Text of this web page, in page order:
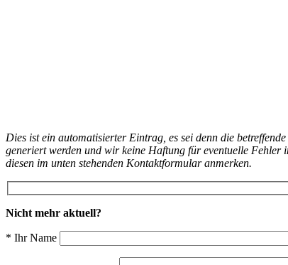
Dies ist ein automatisierter Eintrag, es sei denn die
generiert werden und wir keine Haftung für eventuelle Fehler
diesen im unten stehenden Kontaktformular anmerken.
Nicht mehr aktuell?
* Ihr Name